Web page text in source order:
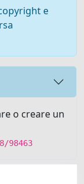
e
o creare un
98463